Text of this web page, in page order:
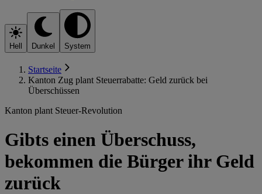
Hell Dunkel System
Startseite
Kanton Zug plant Steuerrabatte: Geld zurück bei
Überschüssen
Kanton plant Steuer-Revolution
Gibts einen Überschuss,
bekommen die Bürger ihr Geld
zurück